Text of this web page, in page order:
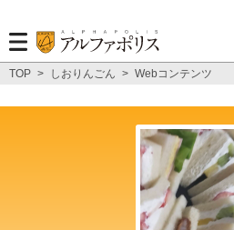
TOP > しおりんごん > Webコンテンツ